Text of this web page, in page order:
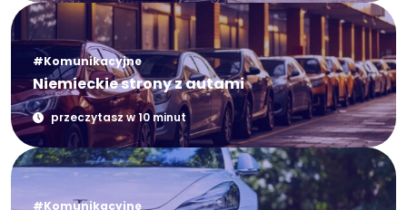
#Komunikacyjne
Niemieckie strony z autami
przeczytasz w 10 minut
#Komunikacyjne